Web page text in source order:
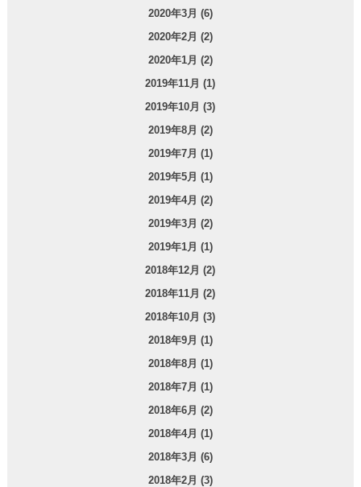
2020年3月 (6)
2020年2月 (2)
2020年1月 (2)
2019年11月 (1)
2019年10月 (3)
2019年8月 (2)
2019年7月 (1)
2019年5月 (1)
2019年4月 (2)
2019年3月 (2)
2019年1月 (1)
2018年12月 (2)
2018年11月 (2)
2018年10月 (3)
2018年9月 (1)
2018年8月 (1)
2018年7月 (1)
2018年6月 (2)
2018年4月 (1)
2018年3月 (6)
2018年2月 (3)